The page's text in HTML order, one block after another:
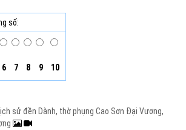
số:
6 7 8 9 10
sử đền Dành, thờ phụng Cao Sơn Đại Vương,